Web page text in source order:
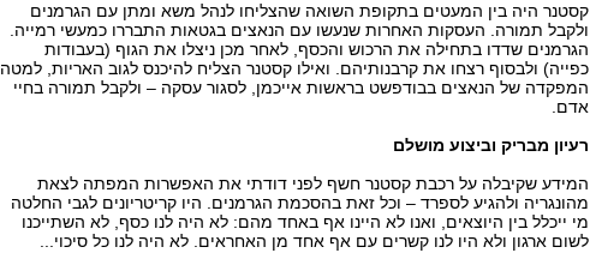
קסטנר היה בין המעטים בתקופת השואה שהצליחו לנהל משא ומתן עם הגרמנים
ולקבל תמורה. העסקות האחרות שנעשו עם הנאצים בגטאות התבררו כמעשי רמייה.
הגרמנים שדדו בתחילה את הרכוש והכסף, לאחר מכן ניצלו את הגוף (בעבודות
כפייה) ולבסוף רצחו את קרבנותיהם. ואילו קסטנר הצליח להיכנס לגוב האריות, למטה
המפקדה של הנאצים בבודפשט בראשות אייכמן, לסגור עסקה – ולקבל תמורה בחיי
אדם.
רעיון מבריק וביצוע מושלם
המידע שקיבלה על רכבת קסטנר חשף לפני דודתי את האפשרות המפתה לצאת
מהונגריה ולהגיע לספרד – וכל זאת בהסכמת הגרמנים. היו קריטריונים לגבי החלטה
מי ייכלל בין היוצאים, ואנו לא היינו אף באחד מהם: לא היה לנו כסף, לא השתייכנו
לשום ארגון ולא היו לנו קשרים עם אף אחד מן האחראים. לא היה לנו כל סיכוי...